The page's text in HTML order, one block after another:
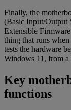
Finally, the
(Basic Input/Output
Extensible
thing that runs
tests the hardware
Windows 11, from a
Key
functions